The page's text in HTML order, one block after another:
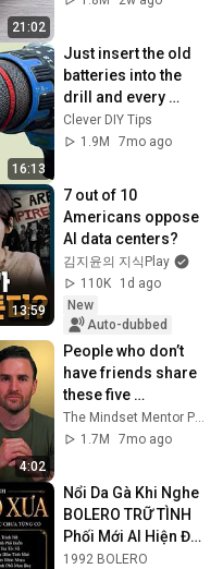
21:02
16:13
Just insert the old
batteries into the
drill and every
house needs this
but no one does it!
Clever DIY Tips
1.9M
7mo ago
13:59
7 out of 10
Americans oppose
AI data centers?
김지윤의 지식Play
110K
1d ago
New
Auto-dubbed
4:02
People who don’t
have friends share
these five
personality traits
The Mindset Mentor Podcast
1.7M
7mo ago
Nổi Da Gà Khi Nghe
BOLERO TRỮ TÌNH
Phối Mới AI Hiện Đại
Hay Nhất 2026 -
1992 BOLERO